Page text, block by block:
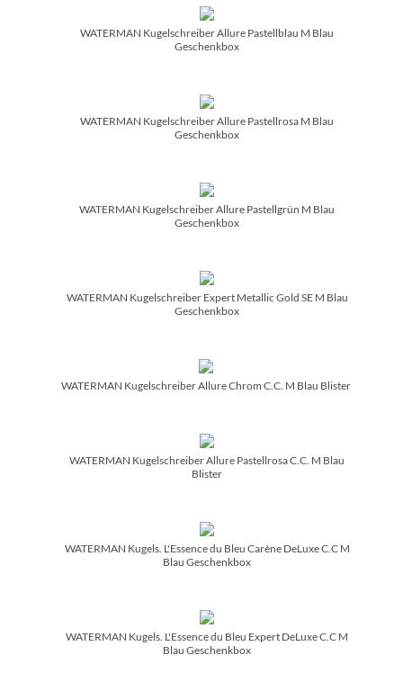
WATERMAN Kugelschreiber Allure Pastellblau M Blau
Geschenkbox
WATERMAN Kugelschreiber Allure Pastellrosa M Blau
Geschenkbox
WATERMAN Kugelschreiber Allure Pastellgrün M Blau
Geschenkbox
WATERMAN Kugelschreiber Expert Metallic Gold SE M Blau
Geschenkbox
WATERMAN Kugelschreiber Allure Chrom C.C. M Blau Blister
WATERMAN Kugelschreiber Allure Pastellrosa C.C. M Blau
Blister
WATERMAN Kugels. L'Essence du Bleu Carène DeLuxe C.C M
Blau Geschenkbox
WATERMAN Kugels. L'Essence du Bleu Expert DeLuxe C.C M
Blau Geschenkbox